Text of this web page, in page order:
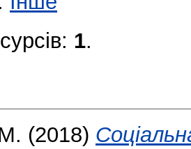
1.
(2018)